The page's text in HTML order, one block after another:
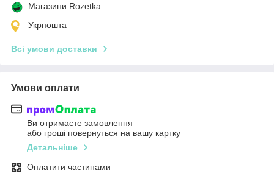
Магазини Rozetka
Укрпошта
Всі умови доставки
Умови оплати
Ви отримаєте замовлення
або гроші повернуться на вашу картку
Детальніше
Оплатити частинами